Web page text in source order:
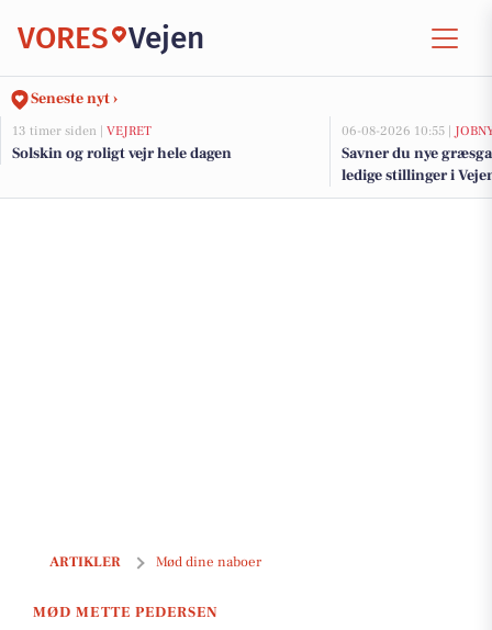
VORES Vejen
Seneste nyt ›
13 timer siden | VEJRET
Solskin og roligt vejr hele dagen
06-08-2026 10:55 |
Savner du nye
ledige stillinger i
ARTIKLER Mød dine naboer
Mette håndlaver personlige minde- og kærlighedssmykker ved
MØD METTE PEDERSEN